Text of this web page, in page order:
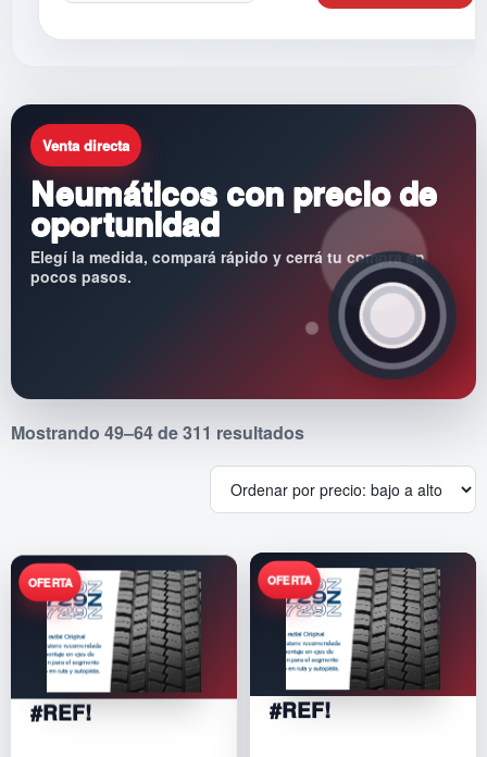
Venta directa
Neumáticos con precio de
oportunidad
Elegí la medida, compará rápido y cerrá tu compra en
pocos pasos.
Mostrando 49–64 de 311 resultadosSorted
price:
low
high
#REF! #REF!